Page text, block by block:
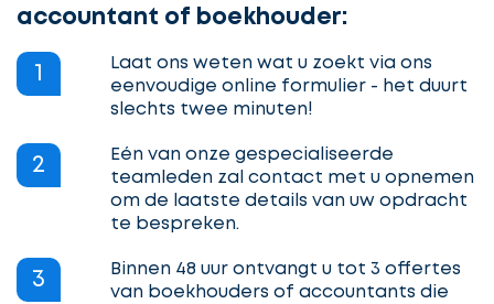
accountant of boekhouder:
Laat ons weten wat u zoekt via ons
eenvoudige online formulier - het duurt
slechts twee minuten!
2
Eén van onze gespecialiseerde
teamleden zal contact met u opnemen
om de laatste details van uw opdracht
te bespreken.
3
Binnen 48 uur ontvangt u tot 3 offertes
van boekhouders of accountants die